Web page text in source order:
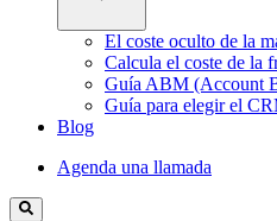
El coste oculto de la
Calcula el coste de la
Guía ABM (Account
Guía para elegir el
Blog
Agenda una llamada